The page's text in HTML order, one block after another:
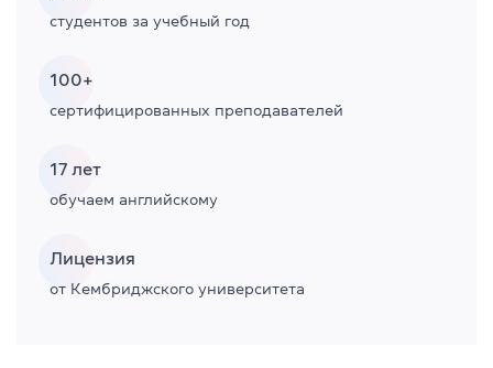
студентов за учебный год
100+
сертифицированных преподавателей
17 лет
обучаем английскому
Лицензия
от Кембриджского университета